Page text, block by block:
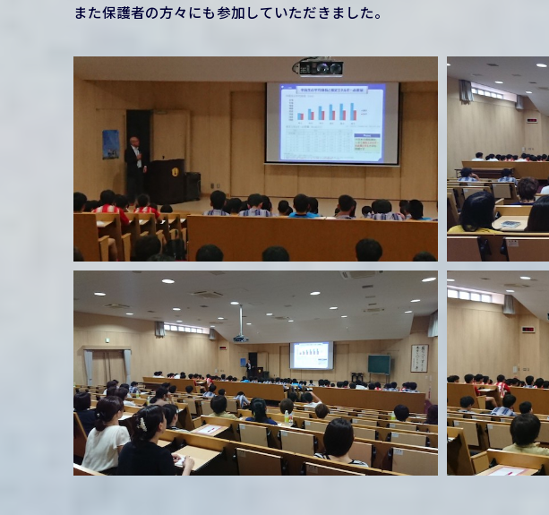
また保護者の方々にも参加していただきました。